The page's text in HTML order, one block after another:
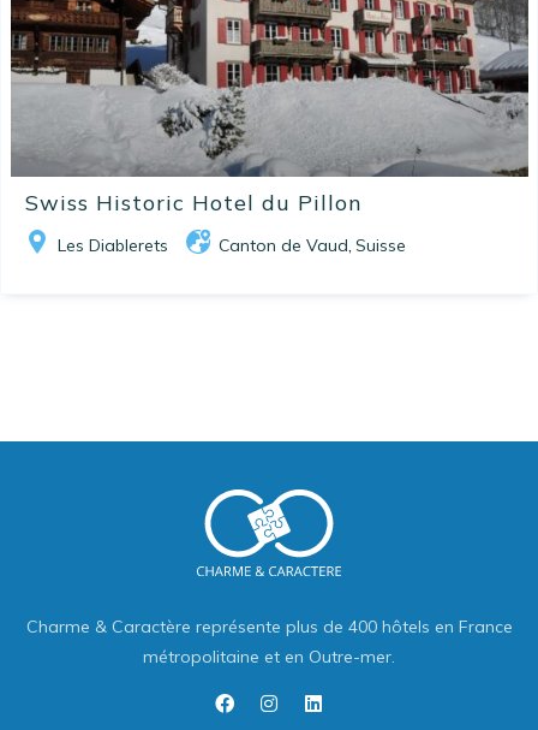
Swiss Historic Hotel du Pillon
Les Diablerets Canton de Vaud, Suisse
Charme & Caractère représente plus de 400 hôtels en France
métropolitaine et en Outre-mer.